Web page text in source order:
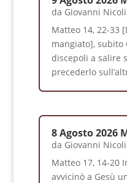
da Giovanni Nicoli
Matteo 14, 22-33
mangiato], subito
discepoli a salire
precederlo
8 Agosto 2026
da Giovanni Nicoli
Matteo 17, 14-20
avvicinò a Gesù